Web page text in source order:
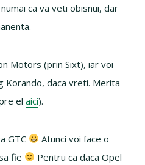
ca va veti obisnui, dar
Motors (prin Sixt), iar voi
Korando, daca vreti. Merita
elaici).
GTC
Atunci voi face o
fie
Pentru ca daca Opel